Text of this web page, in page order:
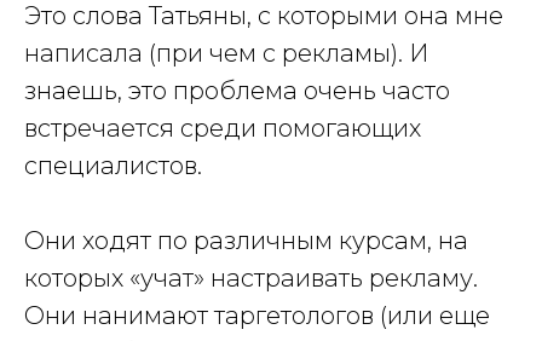
Это слова Татьяны, с которыми она мне
написала (при чем с рекламы). И
знаешь, это проблема очень часто
встречается среди помогающих
специалистов.
Они ходят по различным курсам, на
которых «учат» настраивать рекламу.
Они нанимают таргетологов (или еще